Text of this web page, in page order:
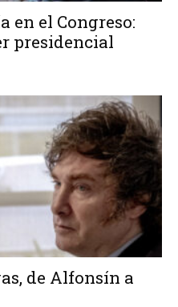
en el Congreso:
presidencial
de Alfonsín a